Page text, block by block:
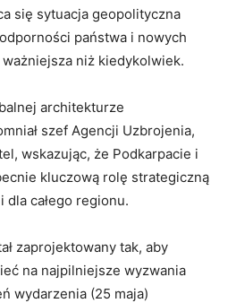
się sytuacja geopolityczna
państwa i nowych
niż kiedykolwiek.
architekturze
szef Agencji Uzbrojenia,
wskazując, że Podkarpacie i
kluczową rolę strategiczną
dla całego regionu.
zaprojektowany tak, aby
na najpilniejsze wyzwania
wydarzenia (25 maja)